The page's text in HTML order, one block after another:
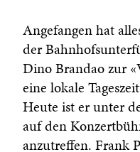
Angefangen hat
der
Dino Brandao zur
eine lokale
Heute ist er unter
auf den
anzutreffen. Frank